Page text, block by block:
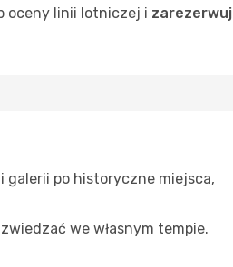
oceny linii lotniczej i zarezerwuj
galerii po historyczne miejsca,
we własnym tempie.